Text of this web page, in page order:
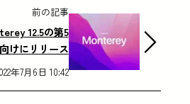
前の記事
12.5の第5
けにリリース
年7月6日 10:42